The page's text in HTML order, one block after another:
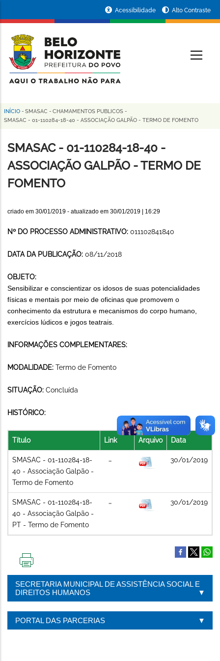
conteúdo
principal
da
Prefeitura
de
Horizonte
Acessibilidade Alto Contraste
Trilha
navegação
INÍCIO - SMASAC - CHAMAMENTOS PUBLICOS -
SMASAC - 01-110284-18-40 - ASSOCIAÇÃO GALPÃO - TERMO DE FOMENTO
SMASAC - 01-110284-18-40 -
ASSOCIAÇÃO GALPÃO - TERMO DE
FOMENTO
criado em 30/01/2019 - atualizado em 30/01/2019 | 16:29
Nº DO PROCESSO ADMINISTRATIVO: 011102841840
DATA DA PUBLICAÇÃO: 08/11/2018
OBJETO:
Sensibilizar e conscientizar os idosos de suas potencialidades
físicas e mentais por meio de oficinas que promovem o
conhecimento da estrutura e mecanismos do corpo humano,
exercícios lúdicos e jogos teatrais.
INFORMAÇÕES COMPLEMENTARES:
MODALIDADE: Termo de Fomento
SITUAÇÃO: Concluída
HISTÓRICO:
Título Link Arquivo Data
SMASAC - 01-110284-18-
40 - Associação Galpão -
Termo de Fomento
30/01/2019
SMASAC - 01-110284-18-
40 - Associação Galpão -
PT - Termo de Fomento
30/01/2019
PÁGINA
SECRETARIA MUNICIPAL DE ASSISTÊNCIA SOCIAL E
DIREITOS HUMANOS
PORTAL DAS PARCERIAS